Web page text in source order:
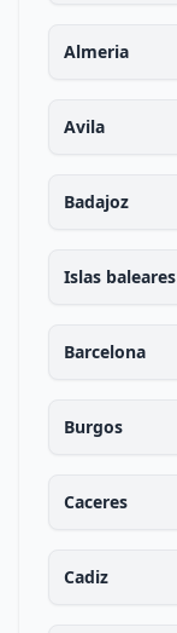
Almeria
Avila
Badajoz
Islas baleares
Barcelona
Burgos
Caceres
Cadiz